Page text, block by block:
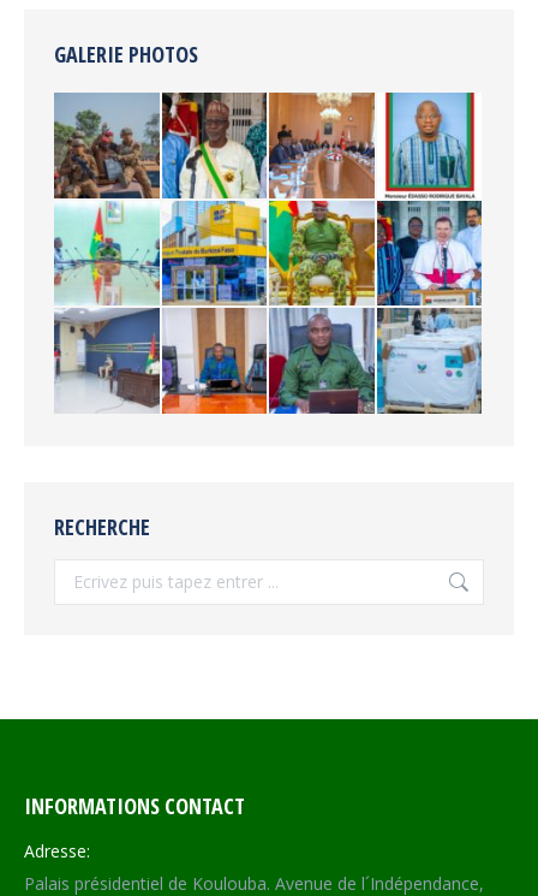
GALERIE PHOTOS
RECHERCHE
INFORMATIONS CONTACT
Adresse:
Palais présidentiel de Koulouba. Avenue de l´Indépendance,